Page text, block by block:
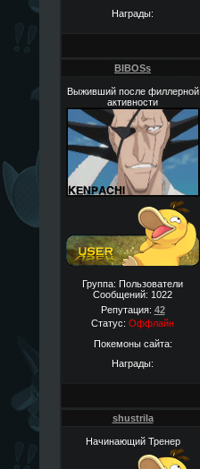
Награды:
BIBOSs
Выживший после филлерной
активности
Группа: Пользователи
Сообщений: 1022
Репутация: 42
Статус: Оффлайн
Покемоны сайта:
Награды:
shustrila
Начинающий Тренер